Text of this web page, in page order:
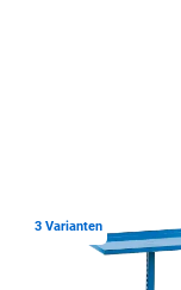
Zur Merkliste hinzufügen
3 Varianten